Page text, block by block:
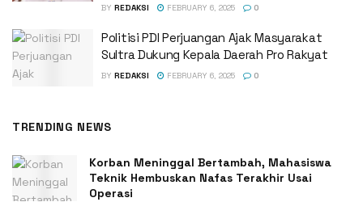
BY REDAKSI FEBRUARY 6, 2025 0
Politisi PDI Perjuangan Ajak Masyarakat
Sultra Dukung Kepala Daerah Pro Rakyat
BY REDAKSI FEBRUARY 6, 2025 0
TRENDING NEWS
Korban Meninggal Bertambah, Mahasiswa
Teknik Hembuskan Nafas Terakhir Usai
Operasi